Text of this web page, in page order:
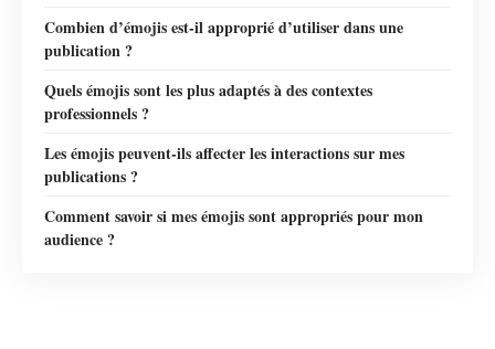
Combien d’émojis est-il approprié d’utiliser dans une
publication ?
Quels émojis sont les plus adaptés à des contextes
professionnels ?
Les émojis peuvent-ils affecter les interactions sur mes
publications ?
Comment savoir si mes émojis sont appropriés pour mon
audience ?